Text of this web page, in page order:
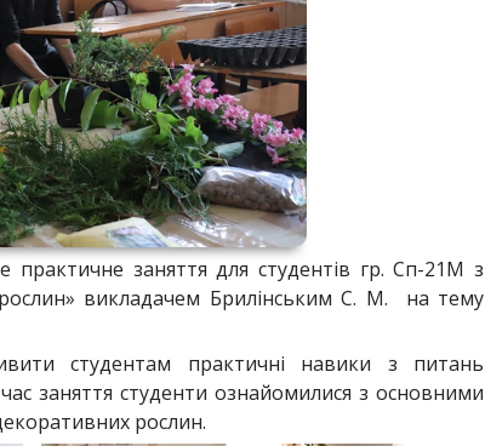
практичне заняття для студентів гр. Сп-21М з
викладачем Брилінським С. М. на тему
студентам практичні навики з питань
заняття студенти ознайомилися з основними
рослин.